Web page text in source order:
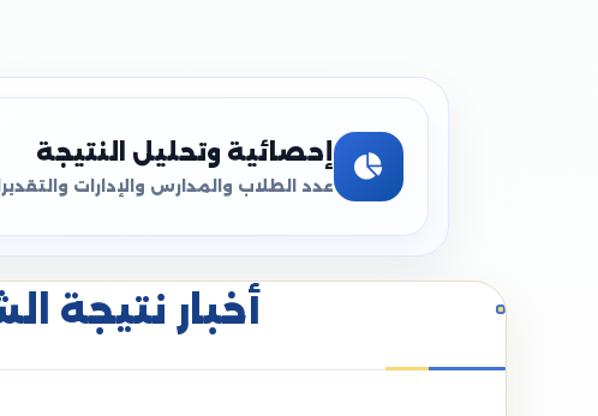
إحصائية وتحليل النتيجة
عدد الطلاب والمدارس والإدارات
أخبار نتيجة